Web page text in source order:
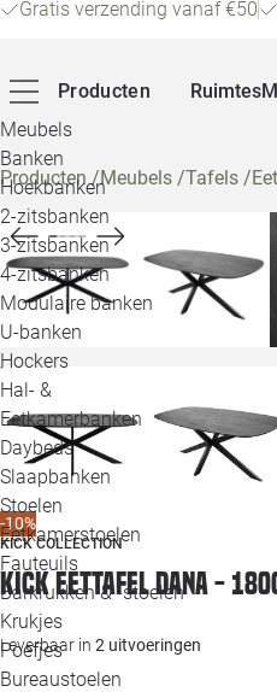
Gratis verzending vanaf €50
Producten
Meubels
Banken
Hoekbanken
2-zitsbanken
3-zitsbanken
4-zitsbanken
Modulaire banken
U-banken
Hockers
Hal- &
Eetkamerbanken
Daybeds
Slaapbanken
Stoelen
Eetkamerstoelen
Fauteuils
Barkrukken & -stoelen
Krukjes
Poefjes
Bureaustoelen
Ruimtes
Producten/Meubels /Tafels /
-10%
KICK COLLECTION
Kick eettafel Dana -
Leverbaar in 2 uitvoeringen